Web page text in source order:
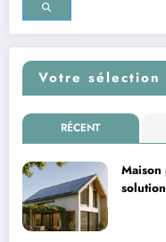
Votre sélection
RÉCENT
Maison